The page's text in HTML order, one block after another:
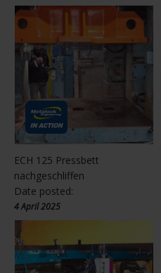
ECH 125 Pressbett
nachgeschliffen
Date posted:
4 April 2025